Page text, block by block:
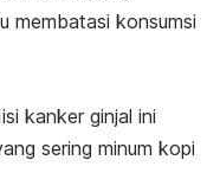
membatasi konsumsi
kanker ginjal ini
sering minum kopi